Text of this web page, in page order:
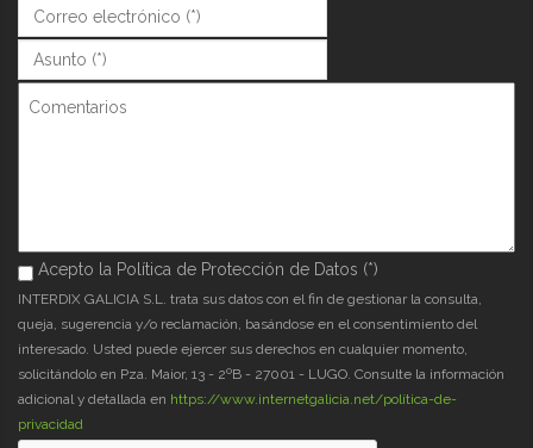
Correo (*)*
Asunto (*)*
Comentarios
Acepto la Política de Protección de Datos (*)
Acepto la Política de Protección de Datos (*)
INTERDIX GALICIA S.L. trata sus datos con el fin de gestionar la consulta,
queja, sugerencia y/o reclamación, basándose en el consentimiento del
interesado. Usted puede ejercer sus derechos en cualquier momento,
solicitándolo en Pza. Maior, 13 - 2ºB - 27001 - LUGO. Consulte la información
adicional y detallada en https://www.internetgalicia.net/política-de-
privacidad